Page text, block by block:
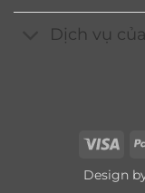
Dịch vụ
Visa
Design